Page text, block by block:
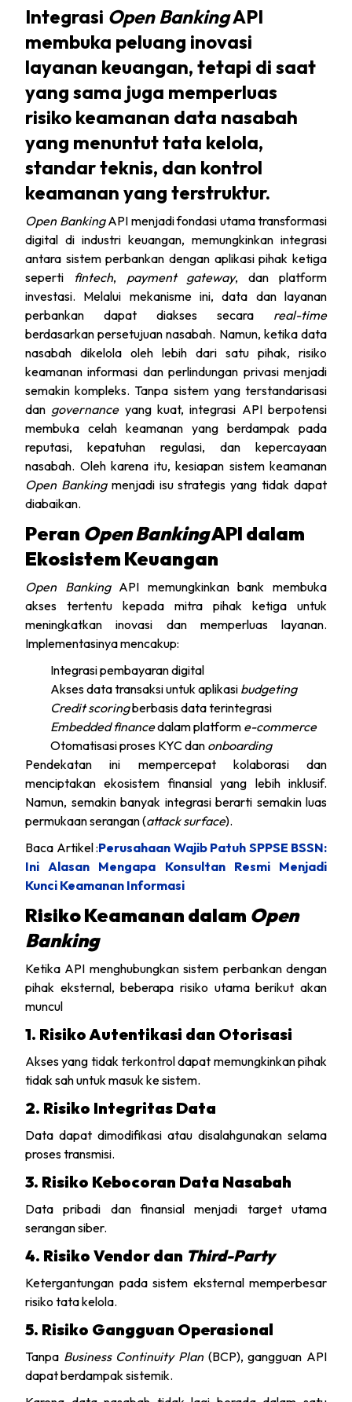
Integrasi Open BankingAPI
membuka peluang inovasi
layanan keuangan, tetapi di saat
yang sama juga memperluas
risiko keamanan data nasabah
yang menuntut tata kelola,
standar teknis, dan kontrol
keamanan yang terstruktur.
Open BankingAPI menjadi fondasi utama transformasi
digital di industri keuangan, memungkinkan integrasi
antara sistem perbankan dengan aplikasi pihak ketiga
seperti
fintech, payment gateway, dan platform
investasi. Melalui mekanisme ini, data dan layanan
perbankan dapat diakses secara real-time
berdasarkan persetujuan nasabah. Namun, ketika data
nasabah dikelola oleh lebih dari satu pihak, risiko
keamanan informasi dan perlindungan privasi menjadi
semakin kompleks. Tanpa sistem yang terstandarisasi
dan governance yang kuat, integrasi API berpotensi
membuka celah keamanan yang berdampak pada
reputasi, kepatuhan regulasi, dan kepercayaan
nasabah. Oleh karena itu, kesiapan sistem keamanan
Open Bankingmenjadi isu strategis yang tidak dapat
diabaikan.
Peran Open BankingAPI dalam
Ekosistem Keuangan
Open BankingAPI memungkinkan bank membuka
akses tertentu kepada mitra pihak ketiga untuk
meningkatkan inovasi dan memperluas layanan.
Implementasinya mencakup:
Integrasi pembayaran digital
Akses data transaksi untuk aplikasi budgeting
Credit scoringberbasis data terintegrasi
Embedded financedalam platform e-commerce
Otomatisasi proses KYC dan onboarding
Pendekatan ini mempercepat kolaborasi dan
menciptakan ekosistem finansial yang lebih inklusif.
Namun, semakin banyak integrasi berarti semakin luas
permukaan serangan (attack surface).
Baca Artikel :Perusahaan Wajib Patuh SPPSE BSSN:
Ini Alasan Mengapa Konsultan Resmi Menjadi
Kunci Keamanan Informasi
Risiko Keamanan dalam Open
Banking
Ketika API menghubungkan sistem perbankan dengan
pihak eksternal, beberapa risiko utama berikut akan
muncul
1️. Risiko Autentikasi dan Otorisasi
Akses yang tidak terkontrol dapat memungkinkan pihak
tidak sah untuk masuk ke sistem.
2️. Risiko Integritas Data
Data dapat dimodifikasi atau disalahgunakan selama
proses transmisi.
3️. Risiko Kebocoran Data Nasabah
Data pribadi dan finansial menjadi target utama
serangan siber.
4️. Risiko Vendor dan Third-Party
Ketergantungan pada sistem eksternal memperbesar
risiko tata kelola.
5️. Risiko Gangguan Operasional
Tanpa Business Continuity Plan(BCP), gangguan API
dapat berdampak sistemik.